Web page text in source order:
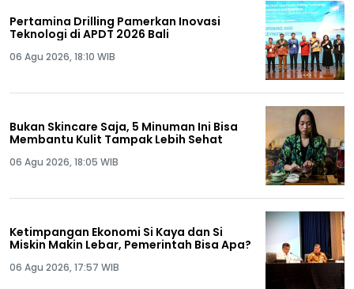
Pertamina Drilling Pamerkan Inovasi
Teknologi di APDT 2026 Bali
06 Agu 2026, 18:10 WIB
Bukan Skincare Saja, 5 Minuman Ini Bisa
Membantu Kulit Tampak Lebih Sehat
06 Agu 2026, 18:05 WIB
Ketimpangan Ekonomi Si Kaya dan Si
Miskin Makin Lebar, Pemerintah Bisa Apa?
06 Agu 2026, 17:57 WIB